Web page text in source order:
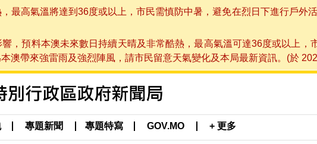
最高氣溫將達到36度或以上，市民需慎防中暑，避免在烈日下進行戶外
，預料本澳未來數日持續天晴及非常酷熱，最高氣溫可達36度或以上，
澳帶來強雷雨及強烈陣風，請市民留意天氣變化及本局最新資訊。(於
專題新聞 專題特寫 GOV.MO + 更多